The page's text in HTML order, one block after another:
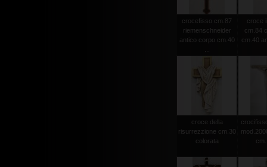
crocefisso cm.87
riemenschneider
antico corpo cm.40
croce
cm.84
cm.40
croce della
risurrezzione cm.30
colorata